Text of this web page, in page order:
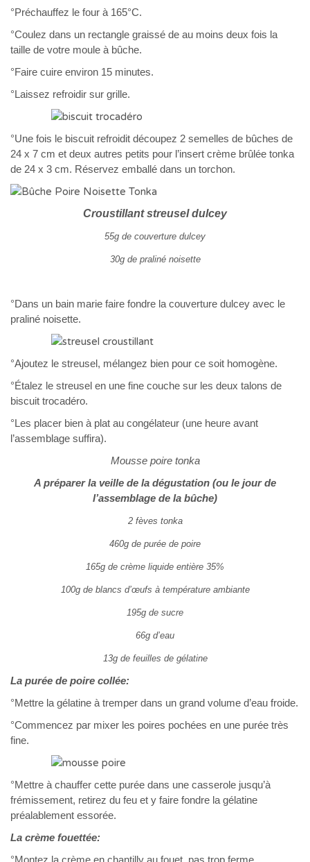
°Préchauffez le four à 165°C.
°Coulez dans un rectangle graissé de au moins deux fois la
taille de votre moule à bûche.
°Faire cuire environ 15 minutes.
°Laissez refroidir sur grille.
°Une fois le biscuit refroidit découpez 2 semelles de bûches de
24 x 7 cm et deux autres petits pour l’insert crème brûlée tonka
de 24 x 3 cm. Réservez emballé dans un torchon.
Croustillant streusel dulcey
55g de couverture dulcey
30g de praliné noisette
°Dans un bain marie faire fondre la couverture dulcey avec le
praliné noisette.
°Ajoutez le streusel, mélangez bien pour ce soit homogène.
°Étalez le streusel en une fine couche sur les deux talons de
biscuit trocadéro.
°Les placer bien à plat au congélateur (une heure avant
l’assemblage suffira).
Mousse poire tonka
A préparer la veille de la dégustation (ou le jour de
l’assemblage de la bûche)
2 fèves tonka
460g de purée de poire
165g de crème liquide entière 35%
100g de blancs d’œufs à température ambiante
195g de sucre
66g d’eau
13g de feuilles de gélatine
La purée de poire collée:
°Mettre la gélatine à tremper dans un grand volume d’eau froide.
°Commencez par mixer les poires pochées en une purée très
fine.
°Mettre à chauffer cette purée dans une casserole jusqu’à
frémissement, retirez du feu et y faire fondre la gélatine
préalablement essorée.
La crème fouettée:
°Montez la crème en chantilly au fouet, pas trop ferme,